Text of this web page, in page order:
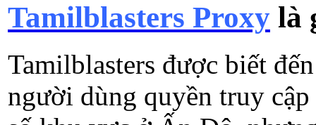
Tamilblasters Proxy là
Tamilblasters được biết
người dùng quyền truy